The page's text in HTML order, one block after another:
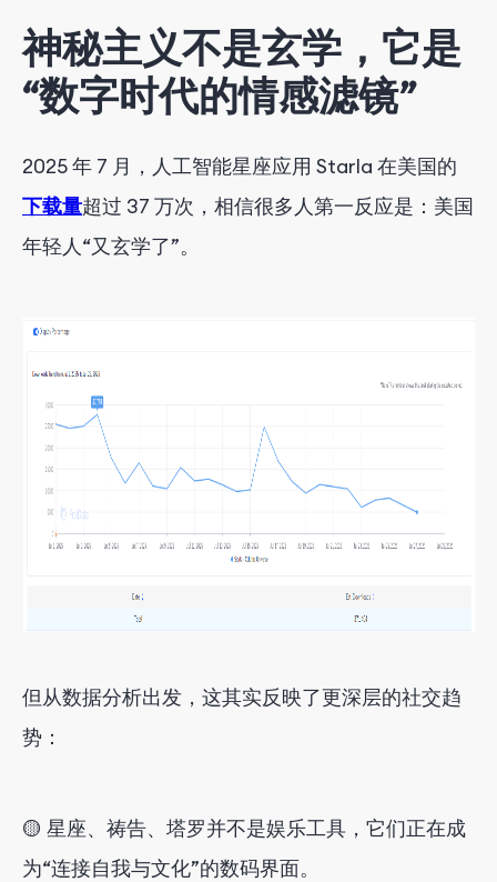
神秘主义不是玄学，它是
“数字时代的情感滤镜”
2025 年 7 月，人工智能星座应用 Starla 在美国的
下载量超过 37 万次，相信很多人第一反应是：美国
年轻人“又玄学了”。
但从数据分析出发，这其实反映了更深层的社交趋
势：
🟡 星座、祷告、塔罗并不是娱乐工具，它们正在成
为“连接自我与文化”的数码界面。